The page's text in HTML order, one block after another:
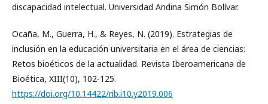
discapacidad intelectual. Universidad Andina Simón Bolívar.
Ocaña, M., Guerra, H., & Reyes, N. (2019). Estrategias de
inclusión en la educación universitaria en el área de ciencias:
Retos bioéticos de la actualidad. Revista Iberoamericana de
Bioética, XIII(10), 102-125.
https://doi.org/10.14422/rib.i10.y2019.006